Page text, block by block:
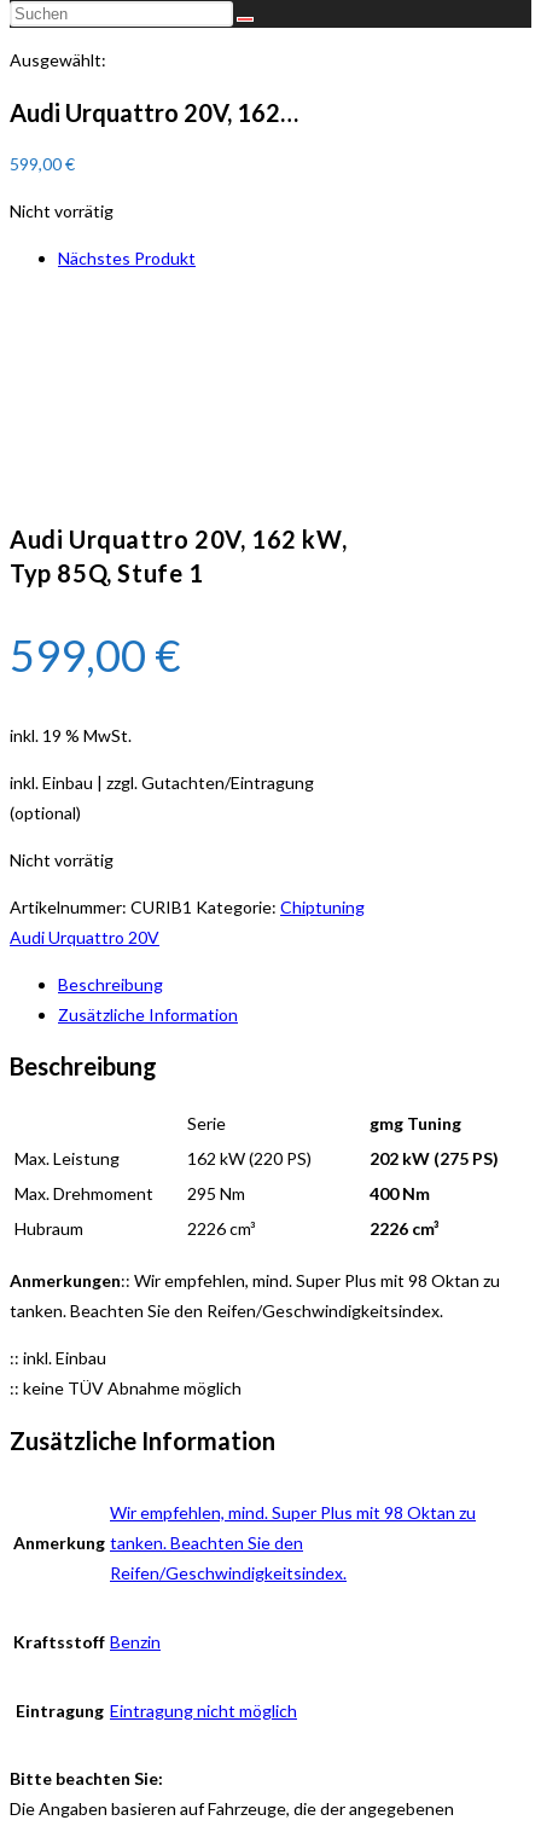
Ausgewählt:
Audi Urquattro 20V, 162…
599,00€
Nicht vorrätig
Nächstes Produkt
Audi Urquattro 20V, 162 kW,
Typ 85Q, Stufe 1
599,00 €
inkl. 19 % MwSt.
inkl. Einbau | zzgl. Gutachten/Eintragung
(optional)
Nicht vorrätig
Artikelnummer: CURIB1 Kategorie: Chiptuning
Audi Urquattro 20V
Beschreibung
Zusätzliche Information
Beschreibung
Serie
gmg Tuning
Max. Leistung
162 kW (220 PS)
202 kW (275 PS)
Max. Drehmoment
295 Nm
400 Nm
Hubraum
2226 cm³ 2226 cm³
Anmerkungen:: Wir empfehlen, mind. Super Plus mit 98 Oktan zu
tanken. Beachten Sie den Reifen/Geschwindigkeitsindex.
:: inkl. Einbau
:: keine TÜV Abnahme möglich
Zusätzliche Information
Anmerkung
Wir empfehlen, mind. Super Plus mit 98 Oktan zu
tanken. Beachten Sie den
Reifen/Geschwindigkeitsindex.
Kraftsstoff Benzin
Eintragung Eintragung nicht möglich
Bitte beachten Sie:
Die Angaben basieren auf Fahrzeuge, die der angegebenen